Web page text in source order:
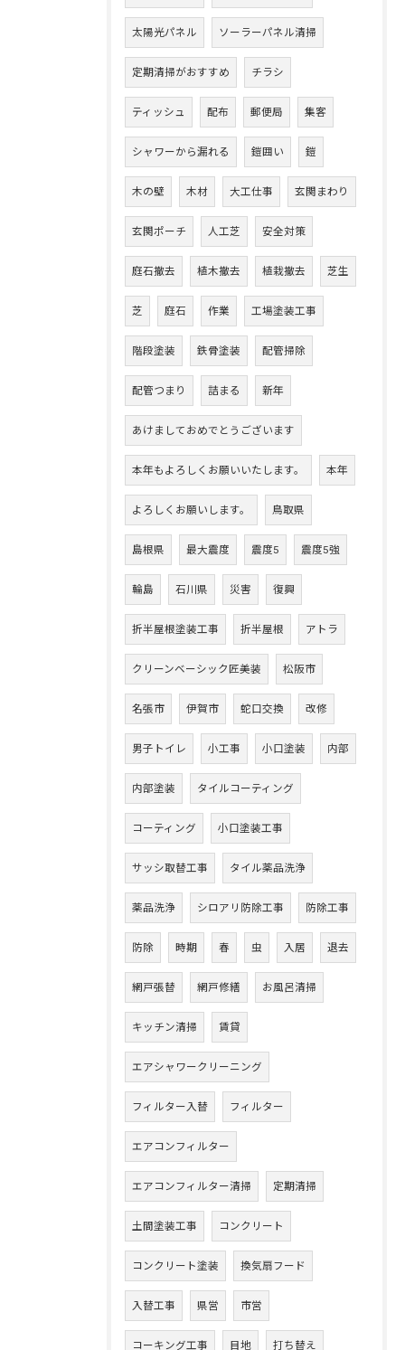
太陽光パネル ソーラーパネル清掃
定期清掃がおすすめ チラシ
ティッシュ 配布 郵便局 集客
シャワーから漏れる 鎧囲い 鎧
木の壁 木材 大工仕事 玄関まわり
玄関ポーチ 人工芝 安全対策
庭石撤去 植木撤去 植栽撤去 芝生
芝 庭石 作業 工場塗装工事
階段塗装 鉄骨塗装 配管掃除
配管つまり 詰まる 新年
あけましておめでとうございます
本年もよろしくお願いいたします。 本年
よろしくお願いします。 鳥取県
島根県 最大震度 震度5 震度5強
輪島 石川県 災害 復興
折半屋根塗装工事 折半屋根 アトラ
クリーンベーシック匠美装 松阪市
名張市 伊賀市 蛇口交換 改修
男子トイレ 小工事 小口塗装 内部
内部塗装 タイルコーティング
コーティング 小口塗装工事
サッシ取替工事 タイル薬品洗浄
薬品洗浄 シロアリ防除工事 防除工事
防除 時期 春 虫 入居 退去
網戸張替 網戸修繕 お風呂清掃
キッチン清掃 賃貸
エアシャワークリーニング
フィルター入替 フィルター
エアコンフィルター
エアコンフィルター清掃 定期清掃
土間塗装工事 コンクリート
コンクリート塗装 換気扇フード
入替工事 県営 市営
コーキング工事 目地 打ち替え